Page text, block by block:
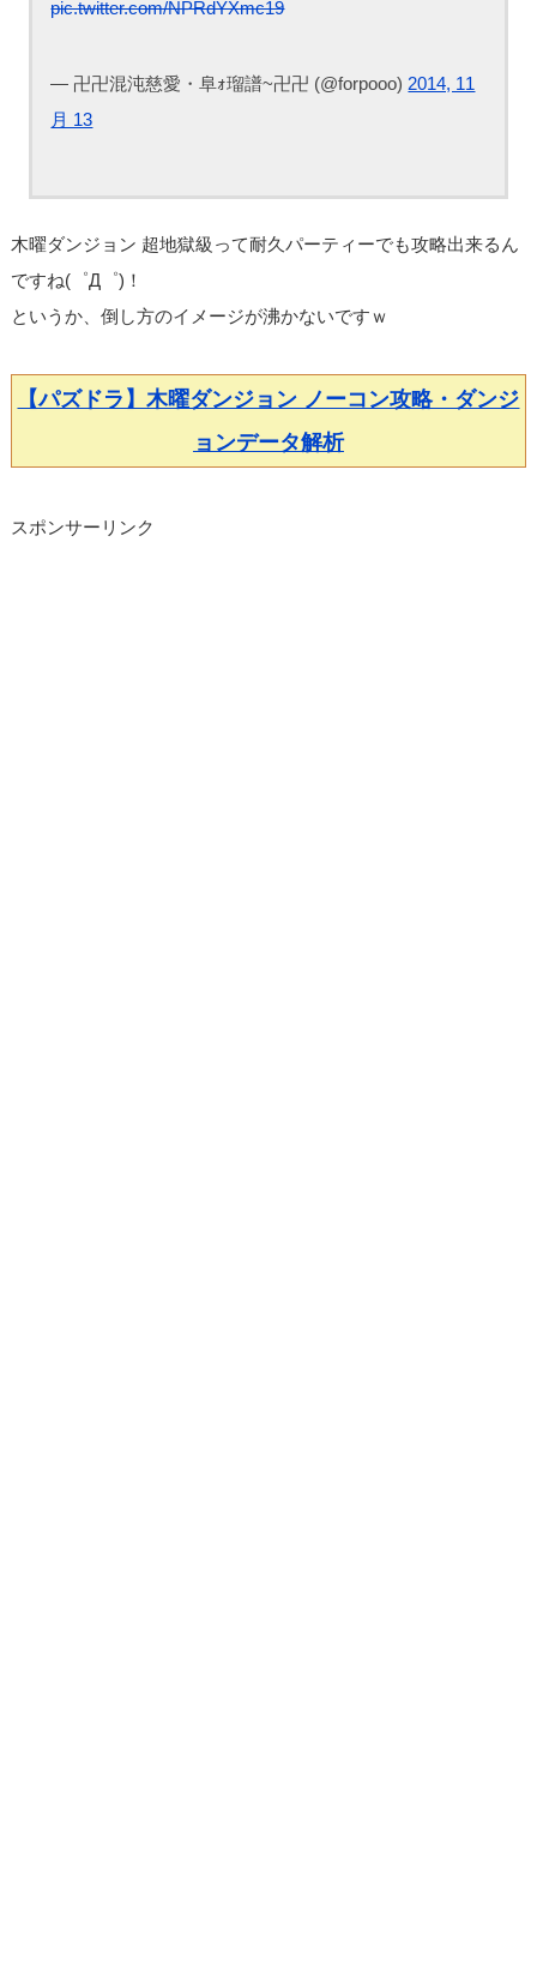
pic.twitter.com/NPRdYXmc19
— 卍卍混沌慈愛・阜ｫ瑠譜~卍卍 (@forpooo) 2014, 11
月 13
木曜ダンジョン 超地獄級って耐久パーティーでも攻略出来るん
ですね(゜Д゜)！
というか、倒し方のイメージが沸かないですｗ
【パズドラ】木曜ダンジョン ノーコン攻略・ダンジ
ョンデータ解析
スポンサーリンク